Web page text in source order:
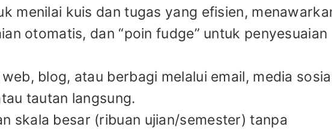
menilai kuis dan tugas yang efisien,
otomatis, dan “poin fudge” untuk penyesuaian
blog, atau berbagi melalui email, media
tautan langsung.
skala besar (ribuan ujian/semester) tanpa